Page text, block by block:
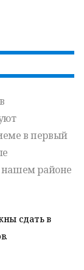
в первый
нашем районе
сдать в